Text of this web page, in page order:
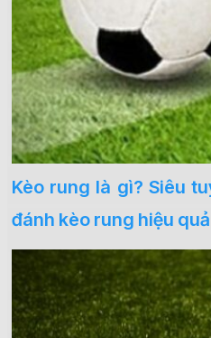
Kèo rung là gì? Siêu
đánh kèo rung hiệu quả